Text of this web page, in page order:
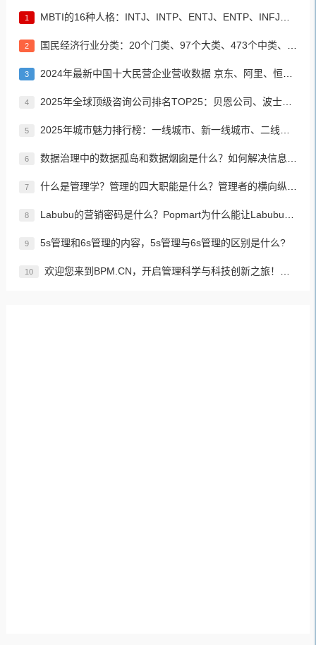
1 MBTI的16种人格：INTJ、INTP、ENTJ、ENTP、INFJ、INFP、ENFJ、ENFP、ISTJ、ISFJ、ESTJ、ESFJ、ISTP、ISFP、ESTP、ESFP
2 国民经济行业分类：20个门类、97个大类、473个中类、1382个小类
3 2024年最新中国十大民营企业营收数据 京东、阿里、恒力集团居前三名
4 2025年全球顶级咨询公司排名TOP25：贝恩公司、波士顿咨询、麦肯锡公司等
5 2025年城市魅力排行榜：一线城市、新一线城市、二线城市、三线城市、四线城市、五线城市名单
6 数据治理中的数据孤岛和数据烟囱是什么？如何解决信息孤岛的问题？
7 什么是管理学？管理的四大职能是什么？管理者的横向纵向分类？如何进行有效、高效的管理？
8 Labubu的营销密码是什么？Popmart为什么能让Labubu爆火成为顶流潮玩？
9 5s管理和6s管理的内容，5s管理与6s管理的区别是什么?
10 欢迎您来到BPM.CN，开启管理科学与科技创新之旅！先来认识下BPM是什么吧！